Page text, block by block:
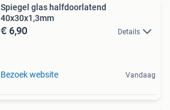
Spiegel glas halfdoorlatend
40x30x1,3mm
€ 6,90 Details
Bezoek website Vandaag